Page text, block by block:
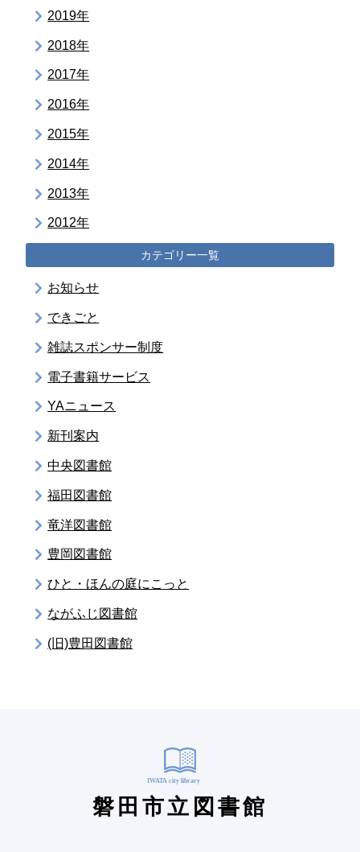
2019年
2018年
2017年
2016年
2015年
2014年
2013年
2012年
カテゴリー一覧
お知らせ
できごと
雑誌スポンサー制度
電子書籍サービス
YAニュース
新刊案内
中央図書館
福田図書館
竜洋図書館
豊岡図書館
ひと・ほんの庭にこっと
ながふじ図書館
(旧)豊田図書館
磐田市立図書館